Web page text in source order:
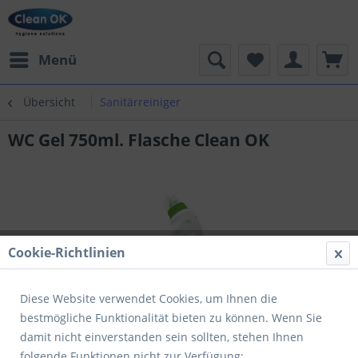
Menü
Übersicht Sanitärreiniger
WC Gel 750ml. Flasche Clean OK
Cookie-Richtlinien
Diese Website verwendet Cookies, um Ihnen die
bestmögliche Funktionalität bieten zu können. Wenn Sie
damit nicht einverstanden sein sollten, stehen Ihnen